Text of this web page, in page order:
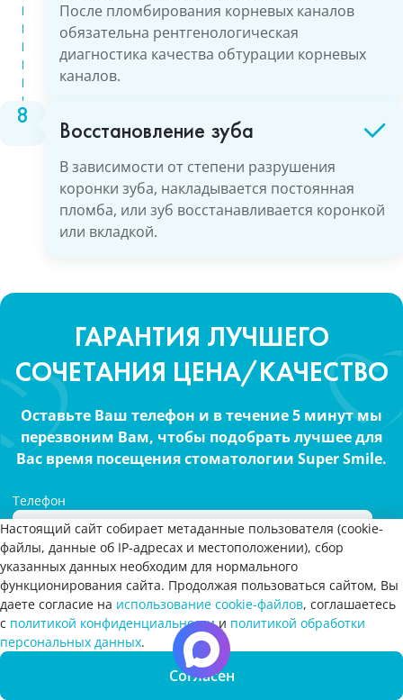
После пломбирования корневых каналов
обязательна рентгенологическая
диагностика качества обтурации корневых
каналов.
Восстановление зуба
В зависимости от степени разрушения
коронки зуба, накладывается постоянная
пломба, или зуб восстанавливается коронкой
или вкладкой.
ГАРАНТИЯ ЛУЧШЕГО
СОЧЕТАНИЯ ЦЕНА/КАЧЕСТВО
Оставьте Ваш телефон и в течение 5 минут мы
перезвоним Вам, чтобы подобрать лучшее для
Вас время посещения стоматологии Super Smile.
Телефон
Please
leave
this
fieldОтправляя форму, даю свое
обработку персональных данных
Вы хотите отключить цензуру на всём сайте?
Настоящий сайт собирает метаданные пользователя (cookie-
файлы, данные об IP-адресах и местоположении), сбор
указанных данных необходим для нормального
функционирования сайта. Продолжая пользоваться сайтом, Вы
даете согласие на использование cookie-файлов, соглашаетесь
с политикой конфиденциальностии политикой обработки
персональных данных.
Согласен
онлайн